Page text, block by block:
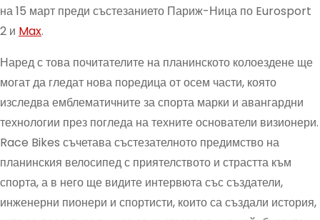
на 15 март преди състезанието Париж-Ница по Eurosport
2 и Max.
Наред с това почитателите на планинското колоездене ще
могат да гледат нова поредица от осем части, която
изследва емблематичните за спорта марки и авангардни
технологии през погледа на техните основатели визионери.
Race Bikes съчетава състезателното предимство на
планинския велосипед с приятелството и страстта към
спорта, а в него ще видите интервюта със създатели,
инженерни пионери и спортисти, които са създали история,